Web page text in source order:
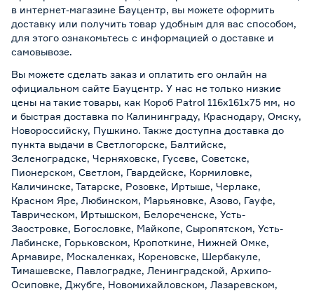
в интернет-магазине Бауцентр, вы можете оформить
доставку или получить товар удобным для вас способом,
для этого ознакомьтесь с информацией о доставке и
самовывозе.
Вы можете сделать заказ и оплатить его онлайн на
официальном сайте Бауцентр. У нас не только низкие
цены на такие товары, как Короб Patrol 116х161х75 мм, но
и быстрая доставка по Калининграду, Краснодару, Омску,
Новороссийску, Пушкино. Также доступна доставка до
пункта выдачи в Светлогорске, Балтийске,
Зеленоградске, Черняховске, Гусеве, Советске,
Пионерском, Светлом, Гвардейске, Кормиловке,
Каличинске, Татарске, Розовке, Иртыше, Черлаке,
Красном Яре, Любинском, Марьяновке, Азово, Гауфе,
Таврическом, Иртышском, Белореченске, Усть-
Заостровке, Богословке, Майкопе, Сыропятском, Усть-
Лабинске, Горьковском, Кропоткине, Нижней Омке,
Армавире, Москаленках, Кореновске, Шербакуле,
Тимашевске, Павлоградке, Ленинградской, Архипо-
Осиповке, Джубге, Новомихайловском, Лазаревском,